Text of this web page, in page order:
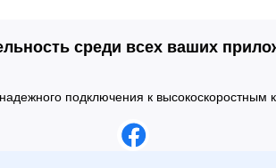
среди всех ваших
подключения к высокоскоростным